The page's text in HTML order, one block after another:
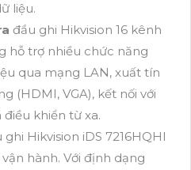
liệu.
đầu ghi Hikvision 16 kênh
hỗ trợ nhiều chức năng
qua mạng LAN, xuất tín
(HDMI, VGA), kết nối với
khiển từ xa.
Hikvision iDS 7216HQHI
hành. Với định dạng